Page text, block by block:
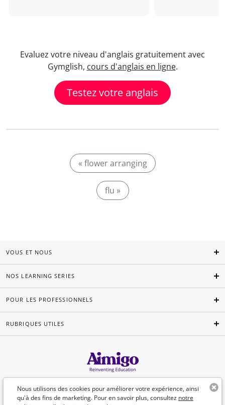
Evaluez votre niveau d'anglais gratuitement avec
Gymglish, cours d'anglais en ligne.
Testez votre anglais
« flower arranging
flu »
Nous utilisons des cookies pour améliorer votre expérience, ainsi
qu'à des fins de marketing. Pour en savoir plus, consultez notre
VOUS ET NOUS
NOS LEARNING SERIES
POUR LES PROFESSIONNELS
RUBRIQUES UTILES
Français